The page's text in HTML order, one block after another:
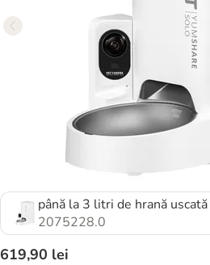
până la 3 litri de hrană uscată
2075228.0
619,90 lei